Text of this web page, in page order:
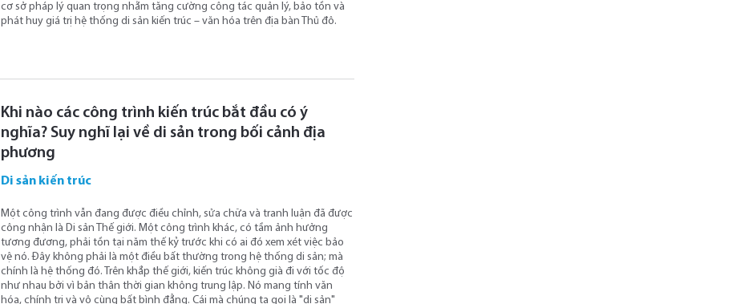
cơ sở pháp lý quan trọng nhằm tăng cường công tác quản lý, bảo tồn và
phát huy giá trị hệ thống di sản kiến trúc – văn hóa trên địa bàn Thủ đô.
Khi nào các công trình kiến ​​trúc bắt đầu có ý
nghĩa? Suy nghĩ lại về di sản trong bối cảnh địa
phương
Di sản kiến trúc
Một công trình vẫn đang được điều chỉnh, sửa chữa và tranh luận đã được
công nhận là Di sản Thế giới. Một công trình khác, có tầm ảnh hưởng
tương đương, phải tồn tại năm thế kỷ trước khi có ai đó xem xét việc bảo
vệ nó. Đây không phải là một điều bất thường trong hệ thống di sản; mà
chính là hệ thống đó. Trên khắp thế giới, kiến ​​trúc không già đi với tốc độ
như nhau bởi vì bản thân thời gian không trung lập. Nó mang tính văn
hóa, chính trị và vô cùng bất bình đẳng. Cái mà chúng ta gọi là "di sản"